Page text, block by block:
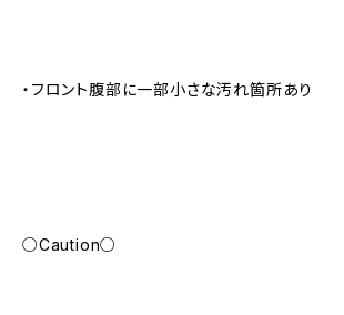
・フロント腹部に一部小さな汚れ箇所あり
○Caution○